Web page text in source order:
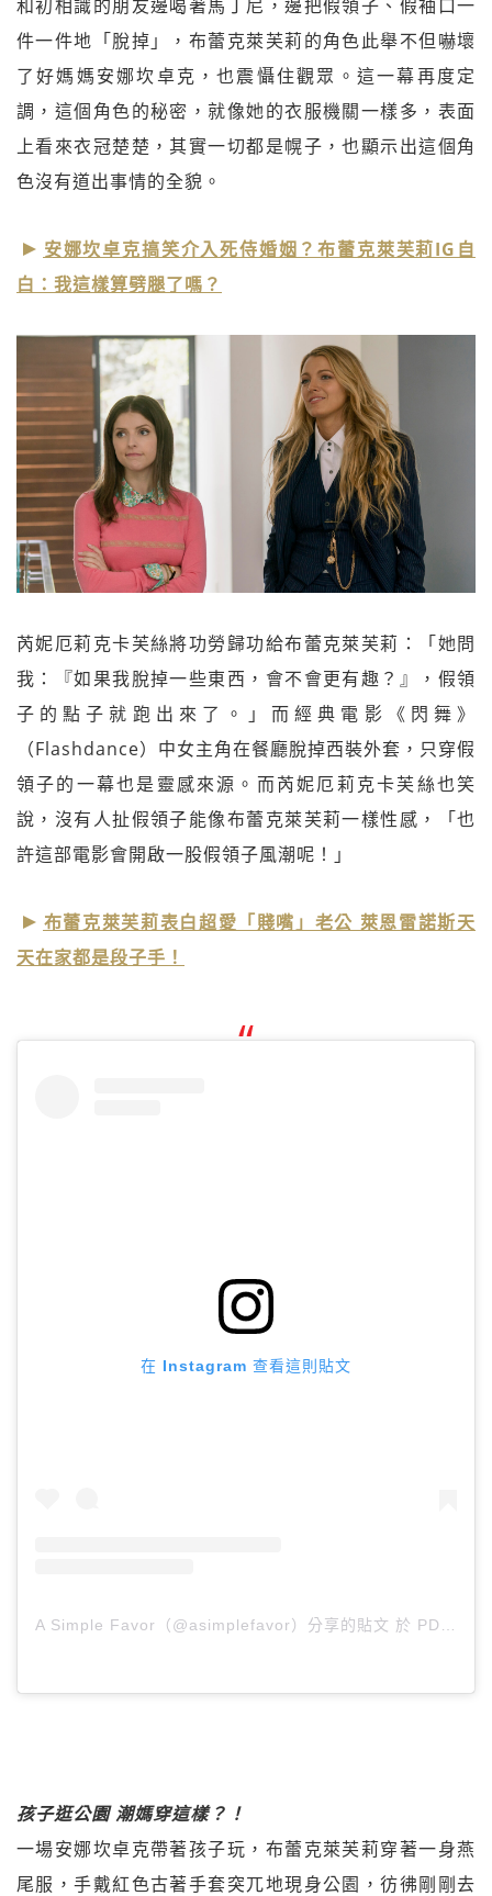
和初相識的朋友邊喝著馬丁尼，邊把假領子、假袖口一
件一件地「脫掉」，布蕾克萊芙莉的角色此舉不但嚇壞
了好媽媽安娜坎卓克，也震懾住觀眾。這一幕再度定
調，這個角色的秘密，就像她的衣服機關一樣多，表面
上看來衣冠楚楚，其實一切都是幌子，也顯示出這個角
色沒有道出事情的全貌。
安娜坎卓克搞笑介入死侍婚姻？布蕾克萊芙莉IG自
白：我這樣算劈腿了嗎？
芮妮厄莉克卡芙絲將功勞歸功給布蕾克萊芙莉：「她問
我：『如果我脫掉一些東西，會不會更有趣？』，假領
子的點子就跑出來了。」而經典電影《閃舞》
（Flashdance）中女主角在餐廳脫掉西裝外套，只穿假
領子的一幕也是靈感來源。而芮妮厄莉克卡芙絲也笑
說，沒有人扯假領子能像布蕾克萊芙莉一樣性感，「也
許這部電影會開啟一股假領子風潮呢！」
布蕾克萊芙莉表白超愛「賤嘴」老公 萊恩雷諾斯天
天在家都是段子手！
在 Instagram 查看這則貼文
A Simple Favor（@asimplefavor）分享的貼文 於 PDT 2018 年 9月 月 12 日 下午 4:24
孩子逛公園 潮媽穿這樣？！
一場安娜坎卓克帶著孩子玩，布蕾克萊芙莉穿著一身燕
尾服，手戴紅色古著手套突兀地現身公園，彷彿剛剛去